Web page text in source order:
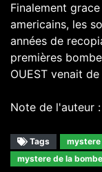
Finalement
americains, les
années de
premières
OUEST venait
Note de l'auteur :
Tags mystere
mystere de la